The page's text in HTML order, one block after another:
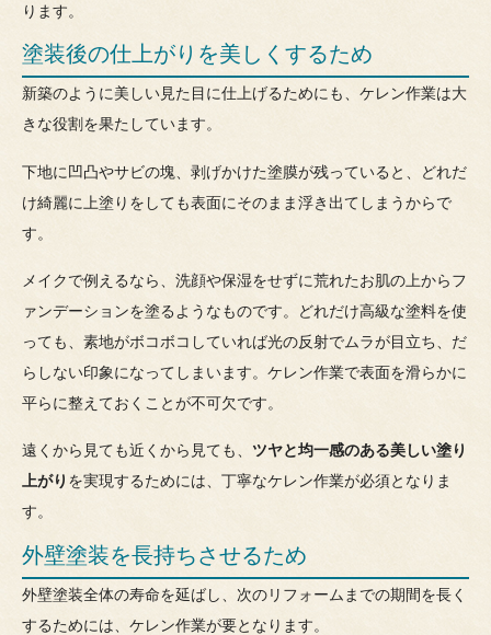
ります。
塗装後の仕上がりを美しくするため
新築のように美しい見た目に仕上げるためにも、ケレン作業は大
きな役割を果たしています。
下地に凹凸やサビの塊、剥げかけた塗膜が残っていると、どれだ
け綺麗に上塗りをしても表面にそのまま浮き出てしまうからで
す。
メイクで例えるなら、洗顔や保湿をせずに荒れたお肌の上からフ
ァンデーションを塗るようなものです。どれだけ高級な塗料を使
っても、素地がボコボコしていれば光の反射でムラが目立ち、だ
らしない印象になってしまいます。ケレン作業で表面を滑らかに
平らに整えておくことが不可欠です。
遠くから見ても近くから見ても、 ツヤと均一感のある美しい塗り
上がり を実現するためには、丁寧なケレン作業が必須となりま
す。
外壁塗装を長持ちさせるため
外壁塗装全体の寿命を延ばし、次のリフォームまでの期間を長く
するためには、ケレン作業が要となります。